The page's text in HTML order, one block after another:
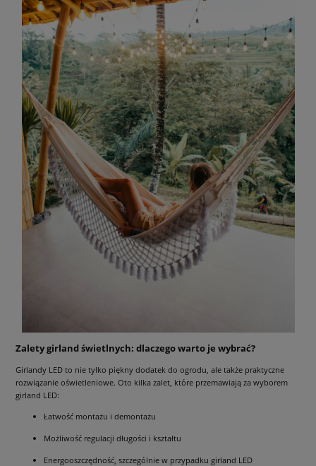
Zalety girland świetlnych: dlaczego warto je wybrać?
Girlandy LED to nie tylko piękny dodatek do ogrodu, ale także praktyczne
rozwiązanie oświetleniowe. Oto kilka zalet, które przemawiają za wyborem
girland LED:
Łatwość montażu i demontażu
Możliwość regulacji długości i kształtu
Energooszczędność, szczególnie w przypadku girland LED